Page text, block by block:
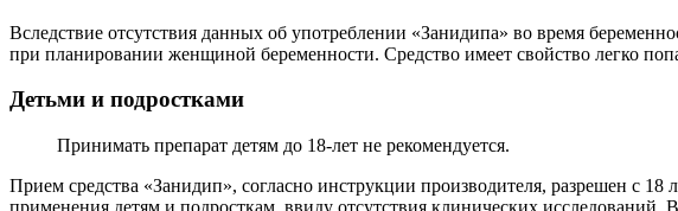
Вследствие отсутствия данных об употреблении «Занидипа» во время
при планировании женщиной беременности. Средство имеет свойство легко
Детьми и подростками
Принимать препарат детям до 18-лет не рекомендуется.
Прием средства «Занидип», согласно инструкции производителя, разрешен с
применения детям и подросткам, ввиду отсутствия клинических исследований.